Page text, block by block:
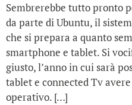
Sembrerebbe tutto pronto
da parte di Ubuntu, il
che si prepara a quanto
smartphone e tablet. Si
giusto, l’anno in cui sarà
tablet e connected Tv
operativo. […]